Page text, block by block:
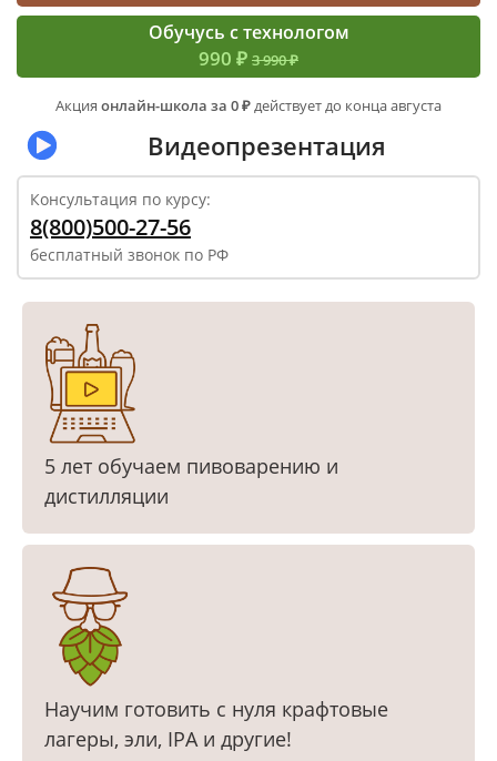
Обучусь с технологом
990 ₽ 3 990 ₽
Акция онлайн-школа за 0 ₽действует до конца августа
Видеопрезентация
Консультация по курсу:
8(800)500-27-56
бесплатный звонок по РФ
5 лет обучаем пивоварению и
дистилляции
Научим готовить с нуля крафтовые
лагеры, эли, IPA и другие!